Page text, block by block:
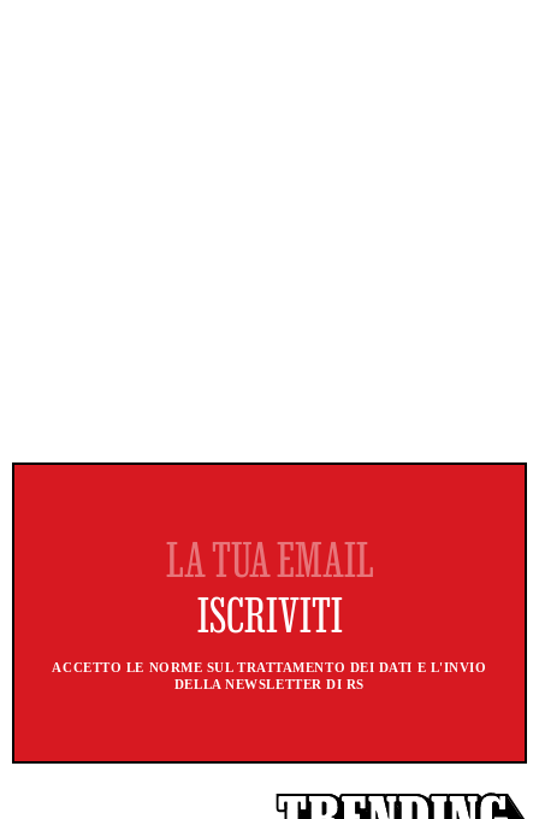
ACCETTO LE NORME SUL TRATTAMENTO DEI DATI E L'INVIO
DELLA NEWSLETTER DI RS